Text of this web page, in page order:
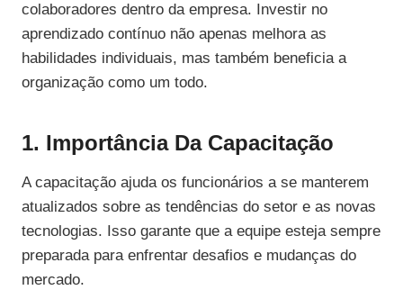
colaboradores dentro da empresa. Investir no
aprendizado contínuo não apenas melhora as
habilidades individuais, mas também beneficia a
organização como um todo.
1. Importância Da Capacitação
A capacitação ajuda os funcionários a se manterem
atualizados sobre as tendências do setor e as novas
tecnologias. Isso garante que a equipe esteja sempre
preparada para enfrentar desafios e mudanças do
mercado.